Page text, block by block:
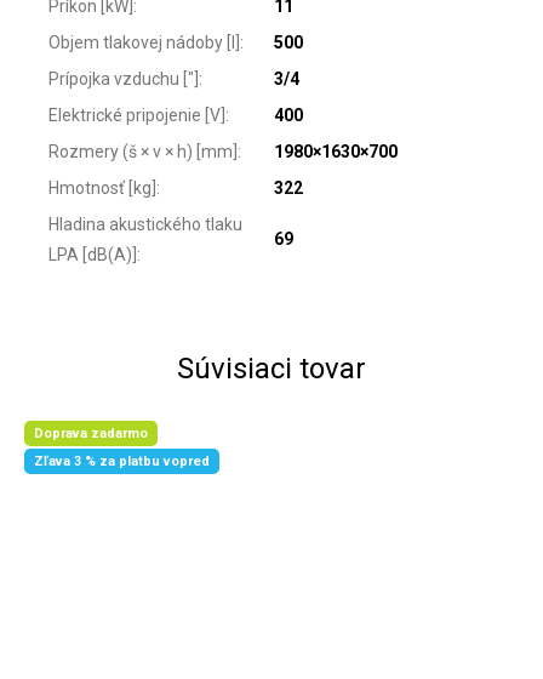
Príkon [kW] :
11
Objem tlakovej nádoby [l] :
500
Prípojka vzduchu ["] :
3/4
Elektrické pripojenie [V] :
400
Rozmery (š × v × h) [mm] :
1980×1630×700
Hmotnosť [kg] :
322
Hladina akustického tlaku
LPA [dB(A)] :
69
Súvisiaci tovar
Doprava zadarmo
Zľava 3 % za platbu vopred